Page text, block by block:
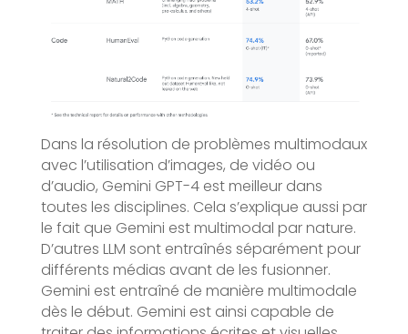
Dans la résolution de problèmes multimodaux
avec l’utilisation d’images, de vidéo ou
d’audio, Gemini GPT-4 est meilleur dans
toutes les disciplines. Cela s’explique aussi par
le fait que Gemini est multimodal par nature.
D’autres LLM sont entraînés séparément pour
différents médias avant de les fusionner.
Gemini est entraîné de manière multimodale
dès le début. Gemini est ainsi capable de